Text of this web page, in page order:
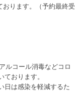
おります。（予約最終受
ルコール消毒などコロ
おります。
日は感染を軽減するた